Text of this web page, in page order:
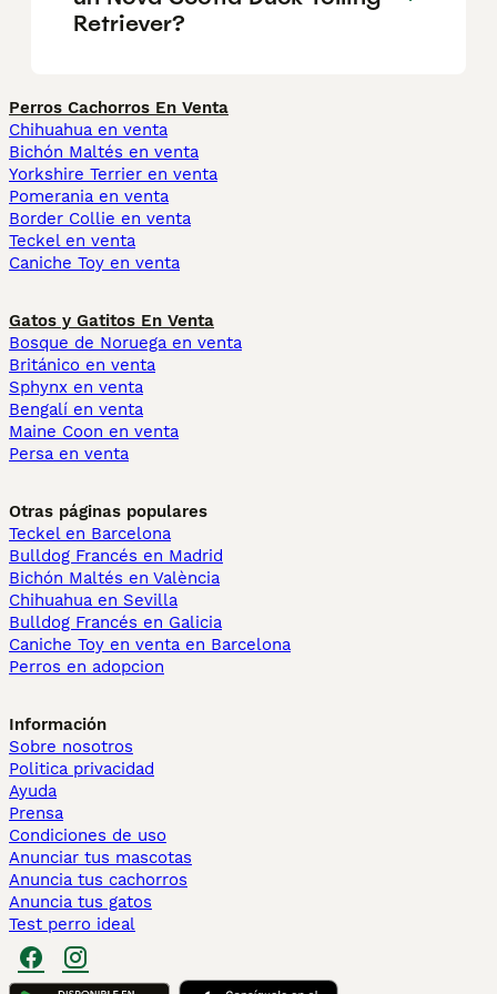
Retriever?
Perros Cachorros En Venta
Chihuahua en venta
Bichón Maltés en venta
Yorkshire Terrier en venta
Pomerania en venta
Border Collie en venta
Teckel en venta
Caniche Toy en venta
Gatos y Gatitos En Venta
Bosque de Noruega en venta
Británico en venta
Sphynx en venta
Bengalí en venta
Maine Coon en venta
Persa en venta
Otras páginas populares
Teckel en Barcelona
Bulldog Francés en Madrid
Bichón Maltés en València
Chihuahua en Sevilla
Bulldog Francés en Galicia
Caniche Toy en venta en Barcelona
Perros en adopcion
Información
Sobre nosotros
Politica privacidad
Ayuda
Prensa
Condiciones de uso
Anunciar tus mascotas
Anuncia tus cachorros
Anuncia tus gatos
Test perro ideal